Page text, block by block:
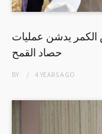
يدشن عمليات
حصاد القمح
BY 4 YEARSAGO